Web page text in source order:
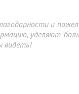
и
уделяют
видеть!